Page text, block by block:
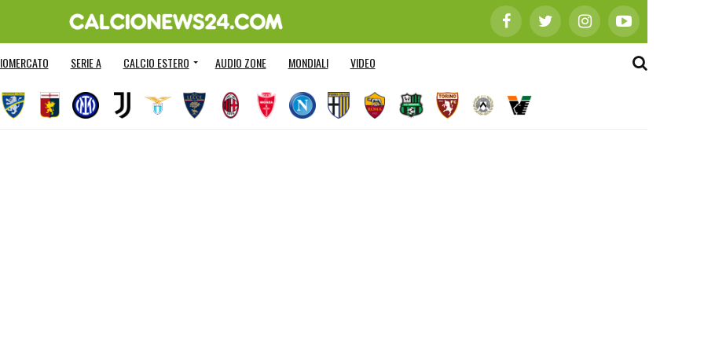
SERIE A CALCIO ESTERO AUDIO ZONE MONDIALI VIDEO